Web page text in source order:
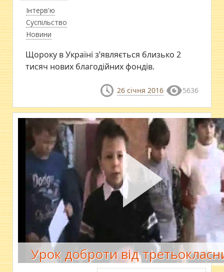
Інтерв'ю
Суспільство
Новини
Щороку в Україні з’являється близько 2
тисяч нових благодійних фондів.
26 січня 2016 5636
Урок доброти від